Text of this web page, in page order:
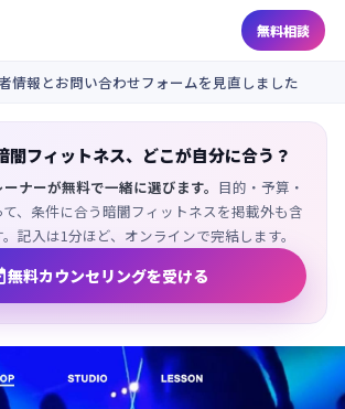
無料相談
情報とお問い合わせフォームを見直しました
闇フィットネス、どこが自分に合う？
ナーが無料で一緒に選びます。 目的・予算・
、条件に合う暗闇フィットネスを掲載外も含
記入は1分ほど、オンラインで完結します。
無料カウンセリングを受ける